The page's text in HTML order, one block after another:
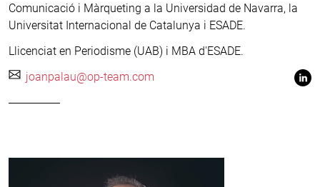
Comunicació i Màrqueting a la Universidad de Navarra, la
Universitat Internacional de Catalunya i ESADE.
Llicenciat en Periodisme (UAB) i MBA d'ESADE.
joanpalau@op-team.com